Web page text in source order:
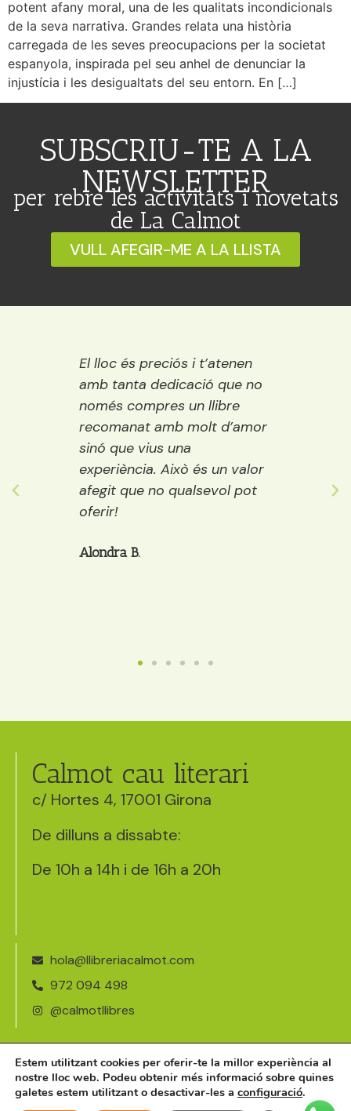
potent afany moral, una de les qualitats incondicionals
de la seva narrativa. Grandes relata una història
carregada de les seves preocupacions per la societat
espanyola, inspirada pel seu anhel de denunciar la
injustícia i les desigualtats del seu entorn. En […]
SUBSCRIU-TE A LA
NEWSLETTER
per rebre les activitats i novetats
de La Calmot
VULL AFEGIR-ME A LA LLISTA
El lloc és preciós i t’atenen
amb tanta dedicació que no
només compres un llibre
recomanat amb molt d’amor
sinó que vius una
experiència. Això és un valor
afegit que no qualsevol pot
oferir!
Alondra B.
Calmot cau literari
c/ Hortes 4, 17001 Girona
De dilluns a dissabte:
De 10h a 14h i de 16h a 20h
hola@llibreriacalmot.com
972 094 498
@calmotllibres
Avís legal
Política de cookies
Estem utilitzant cookies per oferir-te la millor experiència al
nostre lloc web. Podeu obtenir més informació sobre quines
galetes estem utilitzant o desactivar-les a configuració.